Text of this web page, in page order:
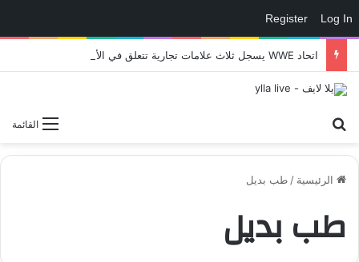
Log In
Register
القائمة
الرئيسية / طب بديل
طب بديل